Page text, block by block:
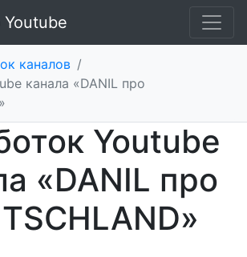
Youtube
каналов /
канала «DANIL про
Youtube
«DANIL про